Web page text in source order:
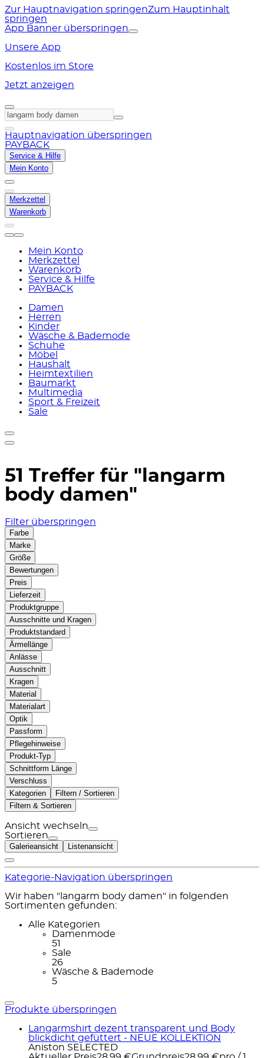
Zur Hauptnavigation springenZum Hauptinhalt
springen
App Banner überspringen
Unsere App
Kostenlos im Store
Jetzt anzeigen
Hauptnavigation überspringen
PAYBACK
Service & Hilfe
Mein Konto
Merkzettel
Warenkorb
Mein Konto
Merkzettel
Warenkorb
Service & Hilfe
PAYBACK
Damen
Herren
Kinder
Wäsche & Bademode
Schuhe
Möbel
Haushalt
Heimtextilien
Baumarkt
Multimedia
Sport & Freizeit
Sale
51 Treffer für "langarm
body damen"
Filter überspringen
Farbe
Marke
Größe
Bewertungen
Preis
Lieferzeit
Produktgruppe
Ausschnitte und Kragen
Produktstandard
Ärmellänge
Anlässe
Ausschnitt
Kragen
Material
Materialart
Optik
Passform
Pflegehinweise
Produkt-Typ
Schnittform Länge
Verschluss
Kategorien
Filtern / Sortieren
Filtern & Sortieren
Ansicht wechseln
Sortieren
Galerieansicht Listenansicht
Kategorie-Navigation überspringen
Wir haben "langarm body damen" in folgenden
Sortimenten gefunden:
Alle Kategorien
Damenmode
51
Sale
26
Wäsche & Bademode
5
Produkte überspringen
Langarmshirt dezent transparent und Body
blickdicht gefüttert - NEUE KOLLEKTION
Aniston SELECTED